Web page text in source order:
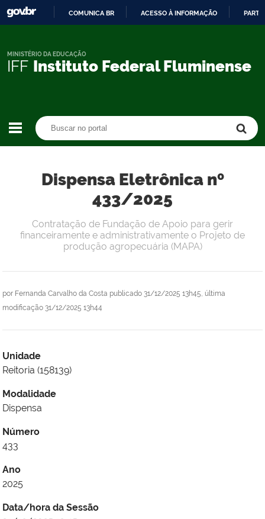
CONTEÚDO
COMUNICA BR ACESSO À INFORMAÇÃO
IFF Instituto Federal Fluminense
MINISTÉRIO DA EDUCAÇÃO
Dispensa Eletrônica nº
433/2025
por Fernanda Carvalho da Costa publicado 31/12/2025 13h45, última
modificação 31/12/2025 13h44
Contratação de Fundação de Apoio para gerir
financeiramente e administrativamente o Projeto de
produção agropecuária (MAPA)
Unidade
Reitoria (158139)
Modalidade
Dispensa
Número
433
Ano
2025
Data/hora da Sessão